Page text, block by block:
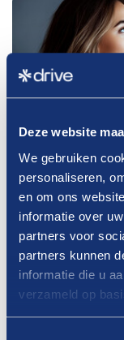
Deze website
We gebruiken
personaliseren,
en om ons
informatie over
partners voor
partners kunnen
informatie die u
verzameld op
verzekerd?